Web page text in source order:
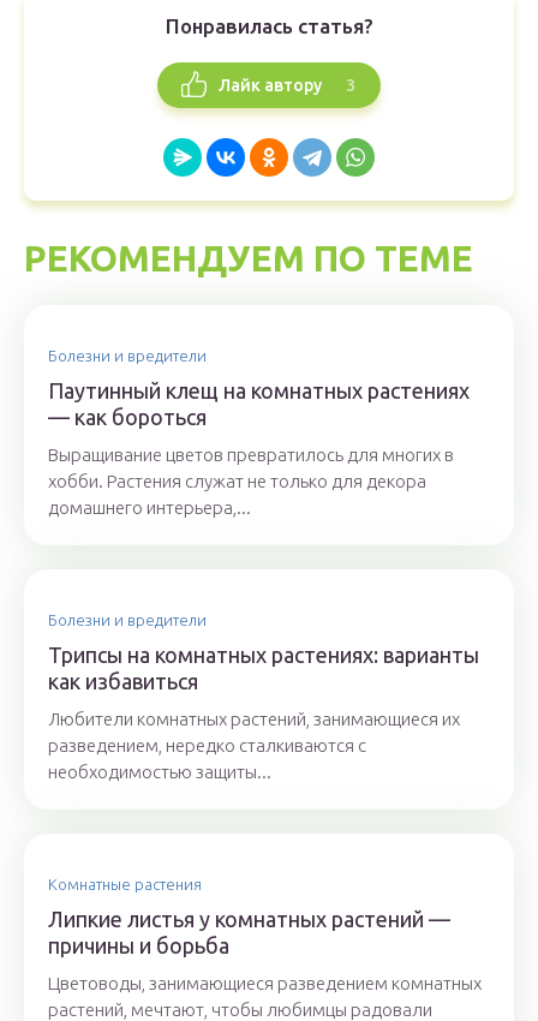
Понравилась статья?
Лайк автору 3
РЕКОМЕНДУЕМ ПО ТЕМЕ
Болезни и вредители
Паутинный клещ на комнатных растениях
— как бороться
Выращивание цветов превратилось для многих в
хобби. Растения служат не только для декора
домашнего интерьера,...
Болезни и вредители
Трипсы на комнатных растениях: варианты
как избавиться
Любители комнатных растений, занимающиеся их
разведением, нередко сталкиваются с
необходимостью защиты...
Комнатные растения
Липкие листья у комнатных растений —
причины и борьба
Цветоводы, занимающиеся разведением комнатных
растений, мечтают, чтобы любимцы радовали